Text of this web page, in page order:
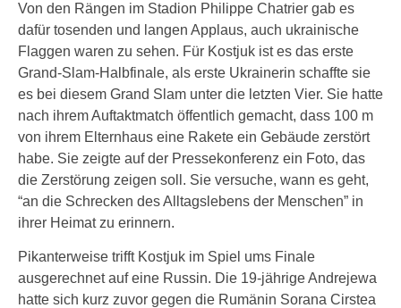
Von den Rängen im Stadion Philippe Chatrier gab es
dafür tosenden und langen Applaus, auch ukrainische
Flaggen waren zu sehen. Für Kostjuk ist es das erste
Grand-Slam-Halbfinale, als erste Ukrainerin schaffte sie
es bei diesem Grand Slam unter die letzten Vier. Sie hatte
nach ihrem Auftaktmatch öffentlich gemacht, dass 100 m
von ihrem Elternhaus eine Rakete ein Gebäude zerstört
habe. Sie zeigte auf der Pressekonferenz ein Foto, das
die Zerstörung zeigen soll. Sie versuche, wann es geht,
“an die Schrecken des Alltagslebens der Menschen” in
ihrer Heimat zu erinnern.
Pikanterweise trifft Kostjuk im Spiel ums Finale
ausgerechnet auf eine Russin. Die 19-jährige Andrejewa
hatte sich kurz zuvor gegen die Rumänin Sorana Cirstea